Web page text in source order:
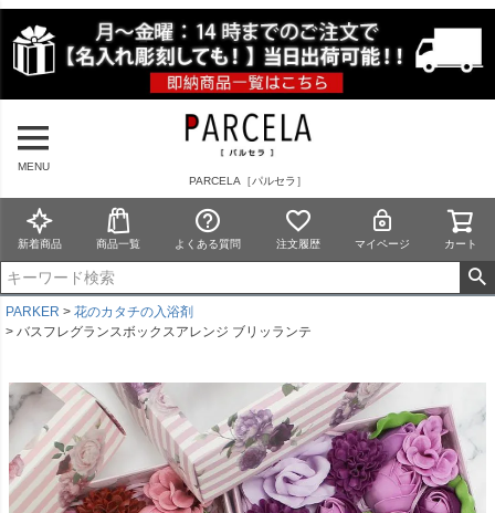
MENU
PARCELA［パルセラ］
新着商品 商品一覧 よくある質問 注文履歴 マイページ カート
PARKER
花のカタチの入浴剤
バスフレグランスボックスアレンジ ブリッランテ